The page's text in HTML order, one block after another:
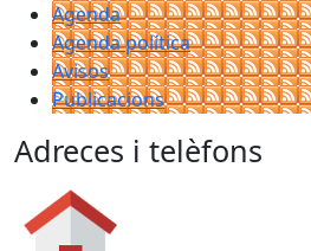
Agenda
Agenda política
Avisos
Publicacions
Adreces i telèfons